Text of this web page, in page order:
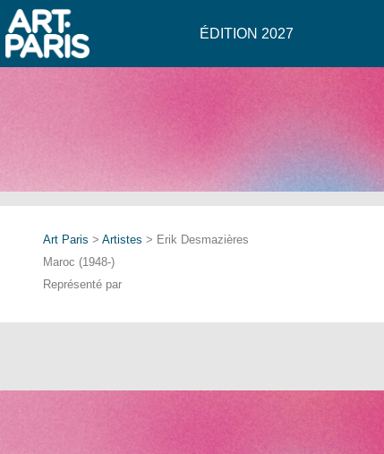
ÉDITION 2027
Art Paris > Artistes > Erik Desmazières
Maroc (1948-)
Représenté par